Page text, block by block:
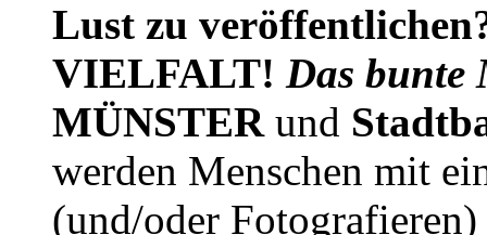
Lust zu
VIELFALT! Das bunte
MÜNSTERund
werden Menschen mit
(und/oder